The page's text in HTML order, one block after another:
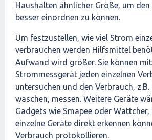
Haushalten ähnlicher Größe, um den
besser einordnen zu können.
Um festzustellen, wie viel Strom
verbrauchen werden Hilfsmittel
Aufwand wird größer. Sie können
Strommessgerät jeden einzelnen
untersuchen und den Verbrauch,
waschen, messen. Weitere Geräte
Gadgets wie Smapee oder Wattcher,
einzelne Geräte direkt erkennen
Verbrauch protokollieren.